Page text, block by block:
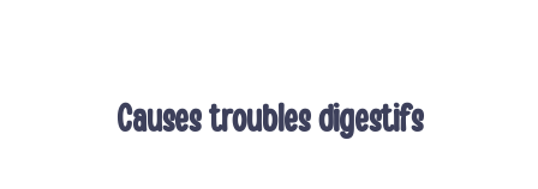
Causes troubles digestifs